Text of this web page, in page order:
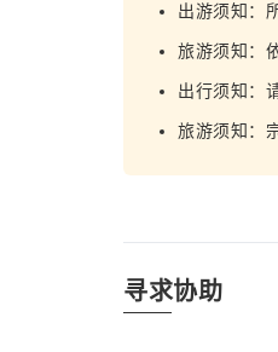
出游须知：
旅游须知：
出行须知：
旅游须知：
寻求协助